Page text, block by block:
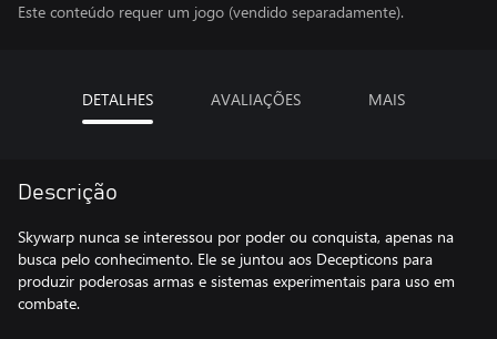
Este conteúdo requer um jogo (vendido separadamente).
DETALHES AVALIAÇÕES MAIS
Descrição
Skywarp nunca se interessou por poder ou conquista, apenas na
busca pelo conhecimento. Ele se juntou aos Decepticons para
produzir poderosas armas e sistemas experimentais para uso em
combate.